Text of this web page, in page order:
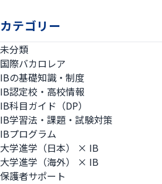
カテゴリー
未分類
国際バカロレア
IBの基礎知識・制度
IB認定校・高校情報
IB科目ガイド（DP）
IB学習法・課題・試験対策
IBプログラム
大学進学（日本） × IB
大学進学（海外） × IB
保護者サポート